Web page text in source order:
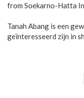
from Soekarno-Hatta
Tanah Abang is een
geïnteresseerd zijn in